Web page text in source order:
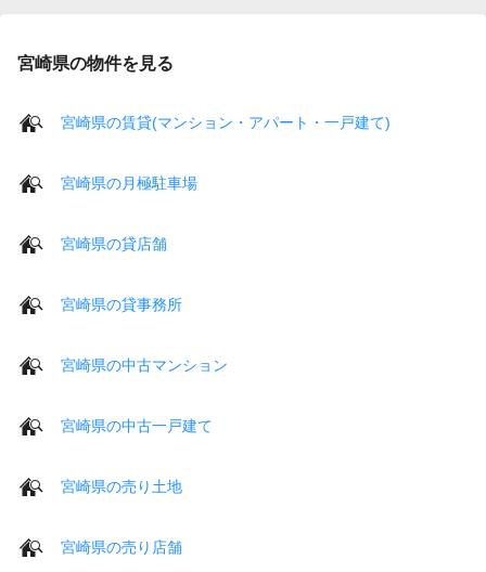
宮崎県の物件を見る
宮崎県の賃貸(マンション・アパート・一戸建て)
宮崎県の月極駐車場
宮崎県の貸店舗
宮崎県の貸事務所
宮崎県の中古マンション
宮崎県の中古一戸建て
宮崎県の売り土地
宮崎県の売り店舗